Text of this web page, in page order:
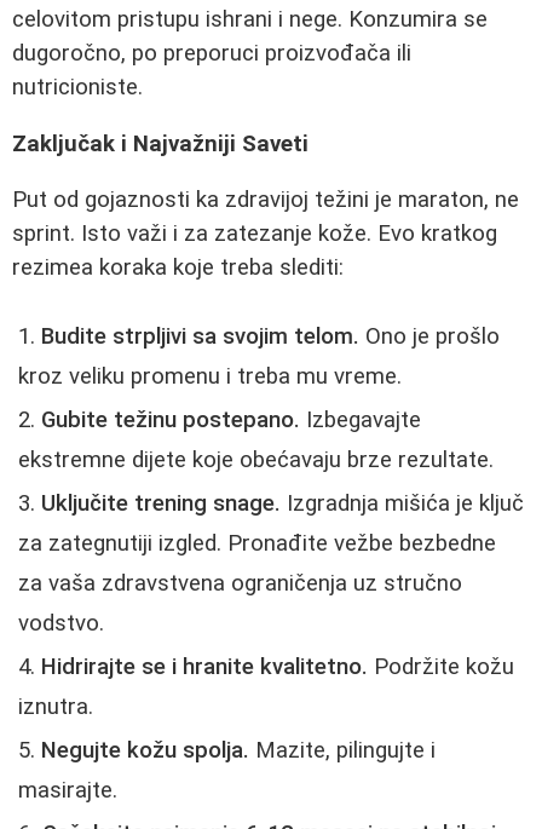
celovitom pristupu ishrani i nege. Konzumira se
dugoročno, po preporuci proizvođača ili
nutricioniste.
Zaključak i Najvažniji Saveti
Put od gojaznosti ka zdravijoj težini je maraton, ne
sprint. Isto važi i za zatezanje kože. Evo kratkog
rezimea koraka koje treba slediti:
Budite strpljivi sa svojim telom. Ono je prošlo
kroz veliku promenu i treba mu vreme.
Gubite težinu postepano. Izbegavajte
ekstremne dijete koje obećavaju brze rezultate.
Uključite trening snage. Izgradnja mišića je ključ
za zategnutiji izgled. Pronađite vežbe bezbedne
za vaša zdravstvena ograničenja uz stručno
vodstvo.
Hidrirajte se i hranite kvalitetno. Podržite kožu
iznutra.
Negujte kožu spolja. Mazite, pilingujte i
masirajte.